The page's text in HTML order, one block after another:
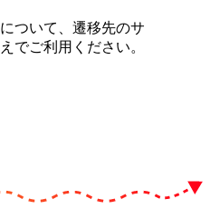
ついて、遷移先のサ
でご利用ください。